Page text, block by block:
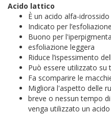
Acido lattico
È un acido alfa-
Indicato per
Buono per
esfoliazione leggera
Riduce l’ispessimento
Può essere utilizzato su
Fa scomparire le
Migliora l'aspetto delle
breve o nessun tempo
venga utilizzato un